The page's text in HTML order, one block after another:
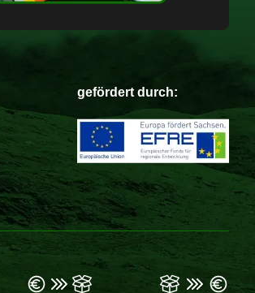
gefördert durch: